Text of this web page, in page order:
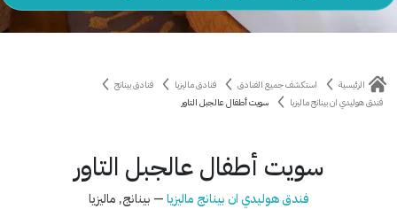
الرئيسية استكشف جميع الفنادق فنادق ماليزيا
فنادق بينانج
فندق هوليدي ان بينانج ماليزيا
سويت أطفال عالجبل التاور
سويت أطفال عالجبل التاور
فندق هوليدي ان بينانج ماليزيا— بينانج, ماليزيا